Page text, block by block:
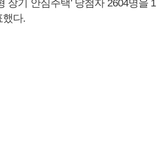
장기 안심주택’ 당첨자 2604명을 1
했다.